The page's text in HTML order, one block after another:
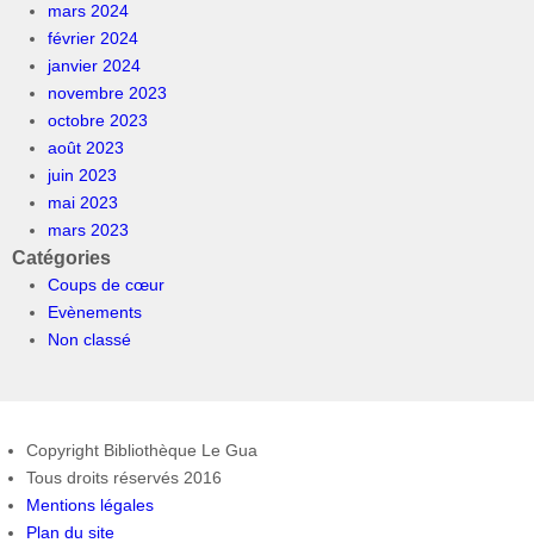
mars 2024
février 2024
janvier 2024
novembre 2023
octobre 2023
août 2023
juin 2023
mai 2023
mars 2023
Catégories
Coups de cœur
Evènements
Non classé
Copyright Bibliothèque Le Gua
Tous droits réservés 2016
Mentions légales
Plan du site